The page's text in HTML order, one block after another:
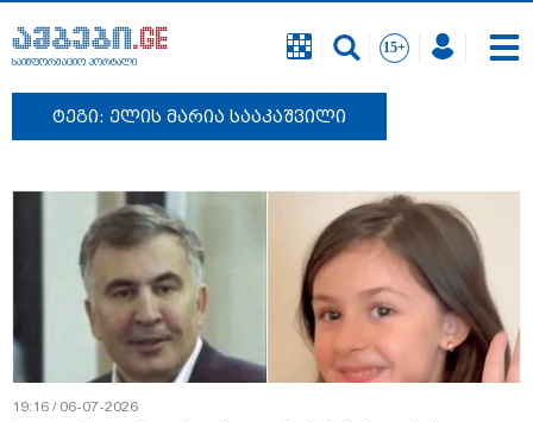
საინფორმაციო პორტალი
ტეგი: ელის მარია სააკაშვილი
19:16 / 06-07-2026